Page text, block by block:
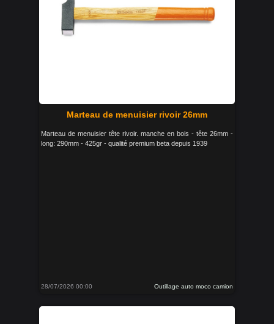
Marteau de menuisier rivoir 26mm
Marteau de menuisier tête rivoir. manche en bois - tête 26mm -
long: 290mm - 425gr - qualité premium beta depuis 1939
28/07/2026 00:00 Outillage auto moco camion